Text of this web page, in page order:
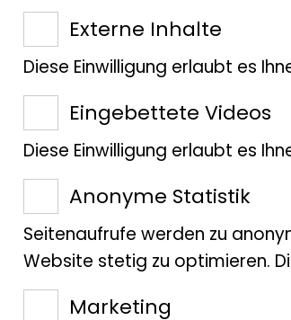
in Niedervakuum befinden.
bzw. nicht vergoldete
Zum Vorbereiten der Proben
Punkt Trockner und ein
Verfügung.
Wofür wird das
Externe Inhalte
Diese Einwilligung erlaubt es
Eingebettete Videos
Diese Einwilligung erlaubt es
Anonyme Statistik
Seitenaufrufe werden zu
Website stetig zu optimieren.
Marketing